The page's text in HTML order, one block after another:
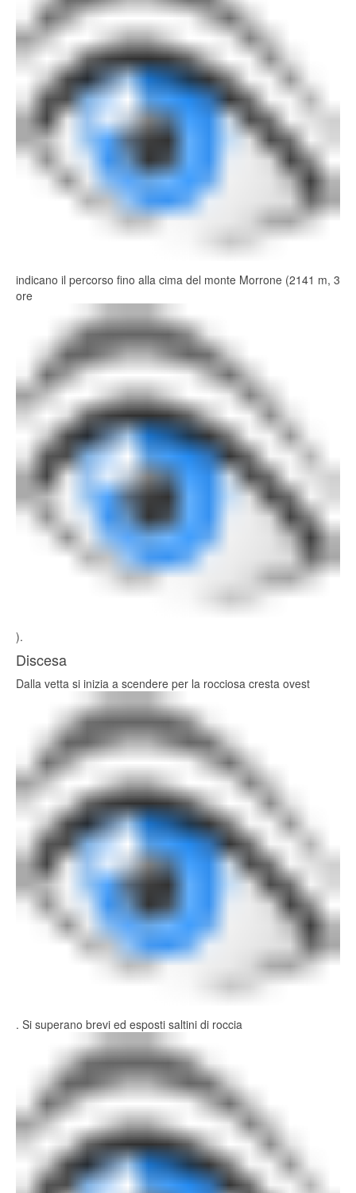
indicano il percorso fino alla cima del monte Morrone (2141 m, 3
ore
).
Discesa
Dalla vetta si inizia a scendere per la rocciosa cresta ovest
. Si superano brevi ed esposti saltini di roccia